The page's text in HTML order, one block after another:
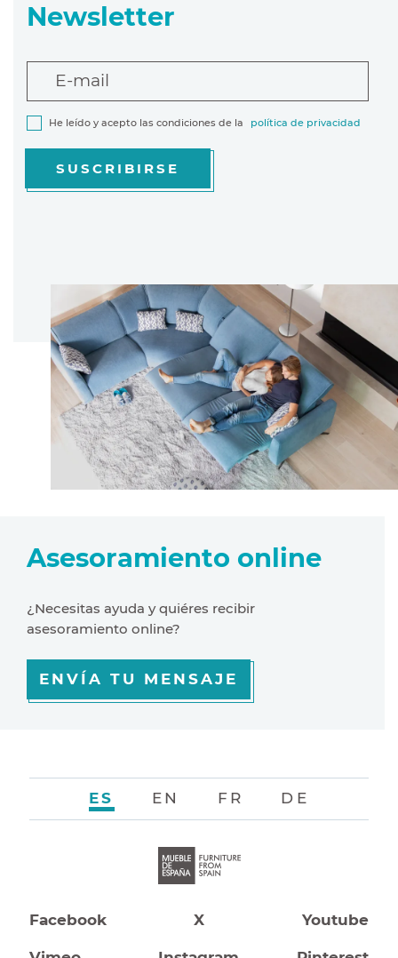
Newsletter
E-mail
He leído y acepto las condiciones de la política de privacidad
SUSCRIBIRSE
Asesoramiento online
¿Necesitas ayuda y quiéres recibir
asesoramiento online?
ENVÍA TU MENSAJE
Facebook X Youtube
ES EN FR DE